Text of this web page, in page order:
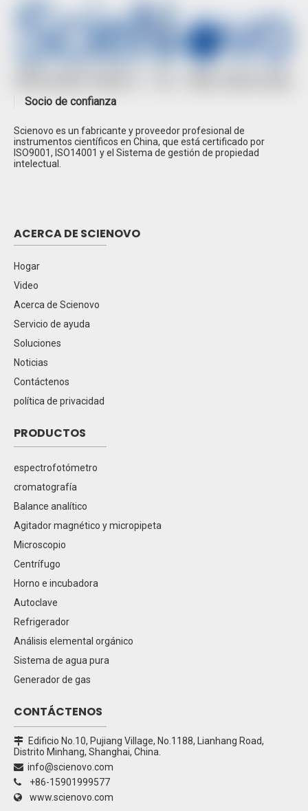
Socio de confianza
Scienovo es un fabricante y proveedor profesional de
instrumentos científicos en China, que está certificado por
ISO9001, ISO14001 y el Sistema de gestión de propiedad
intelectual.
ACERCA DE SCIENOVO
Hogar
Video
Acerca de Scienovo
Servicio de ayuda
Soluciones
Noticias
Contáctenos
política de privacidad
PRODUCTOS
espectrofotómetro
cromatografía
Balance analítico
Agitador magnético y micropipeta
Microscopio
Centrífugo
Horno e incubadora
Autoclave
Refrigerador
Análisis elemental orgánico
Sistema de agua pura
Generador de gas
CONTÁCTENOS

Edificio No.10, Pujiang Village, No.1188, Lianhang Road,
Distrito Minhang, Shanghai, China.
 info@scienovo.com
 +86-15901999577
 www.scienovo.com